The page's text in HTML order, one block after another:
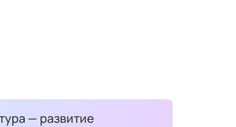
— развитие